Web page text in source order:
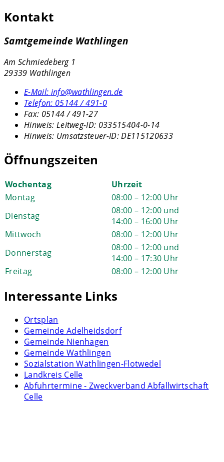
Kontakt
Samtgemeinde Wathlingen
Am Schmiedeberg 1
29339 Wathlingen
E-Mail: info@wathlingen.de
Telefon: 05144 / 491-0
Fax: 05144 / 491-27
Hinweis: Leitweg-ID: 033515404-0-14
Hinweis: Umsatzsteuer-ID: DE115120633
Öffnungszeiten
Wochentag
Uhrzeit
Montag
08:00 – 12:00 Uhr
Dienstag
08:00 – 12:00 und
14:00 – 16:00 Uhr
Mittwoch
08:00 – 12:00 Uhr
Donnerstag
08:00 – 12:00 und
14:00 – 17:30 Uhr
Freitag
08:00 – 12:00 Uhr
Interessante Links
Ortsplan
Gemeinde Adelheidsdorf
Gemeinde Nienhagen
Gemeinde Wathlingen
Sozialstation Wathlingen-Flotwedel
Landkreis Celle
Abfuhrtermine - Zweckverband Abfallwirtschaft
Celle